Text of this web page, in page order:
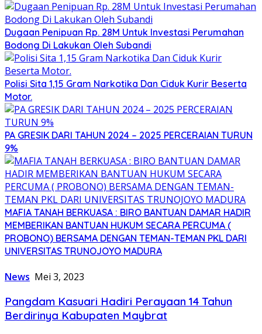
Dugaan Penipuan Rp. 28M Untuk Investasi Perumahan
Bodong Di Lakukan Oleh Subandi
Polisi Sita 1,15 Gram Narkotika Dan Ciduk Kurir Beserta
Motor.
PA GRESIK DARI TAHUN 2024 – 2025 PERCERAIAN TURUN
9%
MAFIA TANAH BERKUASA : BIRO BANTUAN DAMAR HADIR
MEMBERIKAN BANTUAN HUKUM SECARA PERCUMA (
PROBONO) BERSAMA DENGAN TEMAN-TEMAN PKL DARI
UNIVERSITAS TRUNOJOYO MADURA
News Mei 3, 2023
Pangdam Kasuari Hadiri Perayaan 14 Tahun
Berdirinya Kabupaten Maybrat